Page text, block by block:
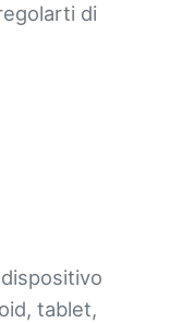
di
tablet,